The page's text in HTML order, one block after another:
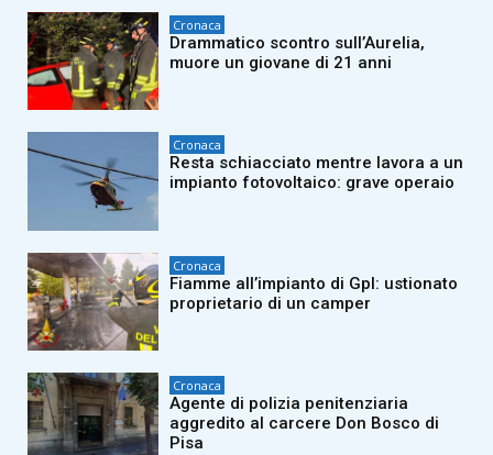
Cronaca
Drammatico scontro sull’Aurelia,
muore un giovane di 21 anni
Cronaca
Resta schiacciato mentre lavora a un
impianto fotovoltaico: grave operaio
Cronaca
Fiamme all’impianto di Gpl: ustionato
proprietario di un camper
Cronaca
Agente di polizia penitenziaria
aggredito al carcere Don Bosco di
Pisa